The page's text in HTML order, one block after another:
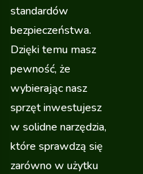
standardów
bezpieczeństwa.
Dzięki temu masz
pewność, że
wybierając nasz
sprzęt inwestujesz
w solidne narzędzia,
które sprawdzą się
zarówno w użytku